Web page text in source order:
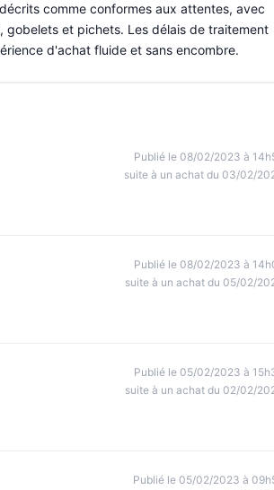
comme conformes aux attentes, avec
gobelets et pichets. Les délais de traitement
d'achat fluide et sans encombre.
Publié le 08/02/2023 à
suite à un achat du 03/02/
Publié le 08/02/2023 à
suite à un achat du 05/02/
Publié le 05/02/2023 à
suite à un achat du 02/02/
Publié le 05/02/2023 à